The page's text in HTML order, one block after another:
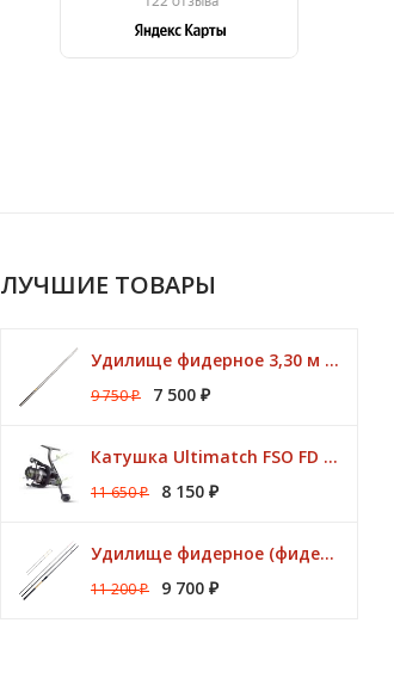
ЛУЧШИЕ ТОВАРЫ
Удилище фидерное 3,30 м CK Method Feeder 60 гр / 3 - 10 lbs Browning
9 750₽ 7 500 ₽
Катушка Ultimatch FSO FD 835 8 подшипников 5,1:1 Browning
11 650₽ 8 150 ₽
Удилище фидерное (фидер) ZEMEX (Земекс) IRON FLAT METHOD FEEDER 13" до 140,0 гр
11 200₽ 9 700 ₽